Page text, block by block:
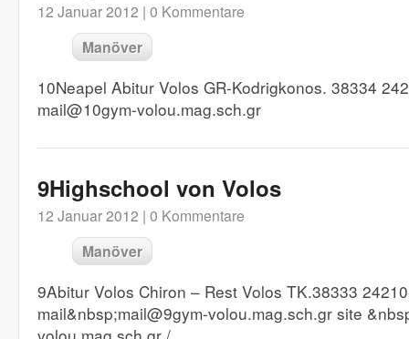
12 Januar 2012 | 0 Kommentare
Manöver
10Neapel Abitur Volos GR-Kodrigkonos. 38334
mail@10gym-volou.mag.sch.gr
9Highschool von Volos
12 Januar 2012 | 0 Kommentare
Manöver
9Abitur Volos Chiron – Rest Volos TK.38333
mail&nbsp;mail@9gym-volou.mag.sch.gr site